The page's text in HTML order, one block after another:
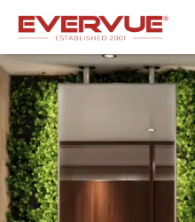
Productos
Manuales
Clientes
Soporte
Contacte Con